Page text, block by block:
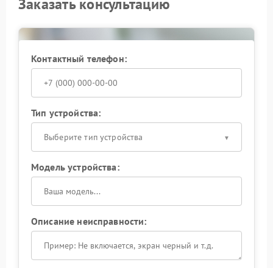
Заказать консультацию
Контактный телефон:
Тип устройства:
Выберите тип устройства
Модель устройства:
Описание неисправности: